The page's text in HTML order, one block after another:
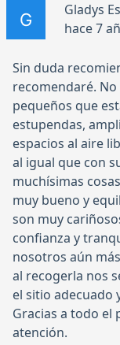
Gladys
hace 7
Sin duda
recomendaré.
pequeños que
estupendas,
espacios al aire
al igual que con
muchísimas
muy bueno y
son muy
confianza y
nosotros aún
al recogerla nos
el sitio adecuado
Gracias a todo el
atención.